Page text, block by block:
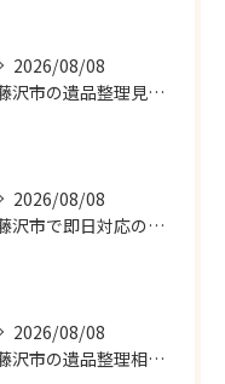
2026/08/08
藤沢市の遺品整理見積もりと相談の流れ
2026/08/08
藤沢市で即日対応の遺品整理口コミ徹底解説
2026/08/08
藤沢市の遺品整理相談と見積もり費用の基本知識